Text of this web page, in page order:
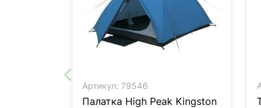
Артикул: 79546
Палатка High Peak Kingston